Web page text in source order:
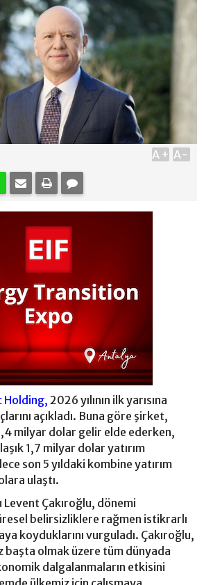
A+ A-
Holding,2026 yılının ilk yarısına
açıkladı. Buna göre şirket,
milyar dolar gelir elde ederken,
1,7 milyar dolar yatırım
son 5 yıldaki kombine yatırım
ulaştı.
Levent Çakıroğlu, dönemi
belirsizliklere rağmen istikrarlı
koyduklarını vurguladı. Çakıroğlu,
başta olmak üzere tüm dünyada
dalgalanmaların etkisini